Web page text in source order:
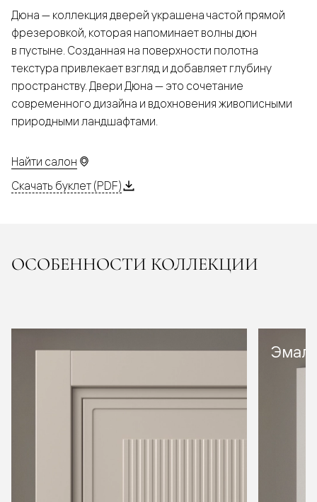
Дюна — коллекция дверей украшена частой прямой
фрезеровкой, которая напоминает волны дюн
в пустыне. Созданная на поверхности полотна
текстура привлекает взгляд и добавляет глубину
пространству. Двери Дюна — это сочетание
современного дизайна и вдохновения живописными
природными ландшафтами.
Найти салон
Скачать буклет (PDF)
ОСОБЕННОСТИ КОЛЛЕКЦИИ